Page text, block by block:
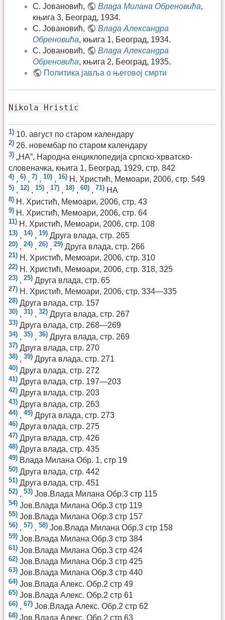
С. Јовановић,
Влада Милана Обреновића,
књига 3, Београд, 1934.
С. Јовановић,
Влада Александра
Обреновића, књига 1, Београд, 1934.
С. Јовановић,
Влада Александра
Обреновића, књига 2, Београд, 1935.
Политика јавља о његовој смрти
Nikola Hristic
1) 10. август по старом календару
2) 26. новембар по старом календару
3) „НА”, Народна енциклопедија српско-хрватско-
словеначка, књига 1, Београд, 1929, стр. 842
4) , 6) , 7) , 10) , 16) Н. Христић, Мемоари, 2006, стр. 549
5) , 12) , 15) , 17) , 18) , 60) , 71) НА
8) Н. Христић, Мемоари, 2006, стр. 43
9) Н. Христић, Мемоари, 2006, стр. 64
11) Н. Христић, Мемоари, 2006, стр. 108
13) , 14) , 19) Друга влада, стр. 265
20) , 24) , 26) , 29) Друга влада, стр. 266
21) Н. Христић, Мемоари, 2006, стр. 310
22) Н. Христић, Мемоари, 2006, стр. 318, 325
23) , 25) Друга влада, стр. 65
27) Н. Христић, Мемоари, 2006, стр. 334—335
28) Друга влада, стр. 157
30) , 31) , 32) Друга влада, стр. 267
33) Друга влада, стр. 268—269
34) , 35) , 36) Друга влада, стр. 269
37) Друга влада, стр. 270
38) , 39) Друга влада, стр. 271
40) Друга влада, стр. 272
41) Друга влада, стр. 197—203
42) Друга влада, стр. 203
43) Друга влада, стр. 263
44) , 45) Друга влада, стр. 273
46) Друга влада, стр. 275
47) Друга влада, стр. 426
48) Друга влада, стр. 435
49) Влада Милана Обр. 1, стр 19
50) Друга влада, стр. 442
51) Друга влада, стр. 451
52) , 53) Јов.Влада Милана Обр.3 стр 115
54) Јов.Влада Милана Обр.3 стр 119
55) Јов.Влада Милана Обр.3 стр 157
56) , 57) , 58) Јов.Влада Милана Обр.3 стр 158
59) Јов.Влада Милана Обр.3 стр 384
61) Јов.Влада Милана Обр.3 стр 424
62) Јов.Влада Милана Обр.3 стр 425
63) Јов.Влада Милана Обр.3 стр 440
64) Јов.Влада Алекс. Обр.2 стр 49
65) Јов.Влада Алекс. Обр.2 стр 61
66) , 67) Јов.Влада Алекс. Обр.2 стр 62
68) Јов.Влада Алекс. Обр.2 стр 63